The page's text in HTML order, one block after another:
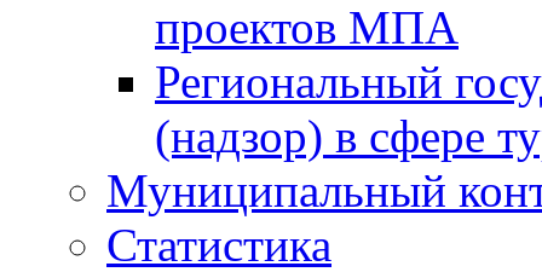
проектов МПА
Региональный
(надзор) в сфере
Муниципальный
Статистика